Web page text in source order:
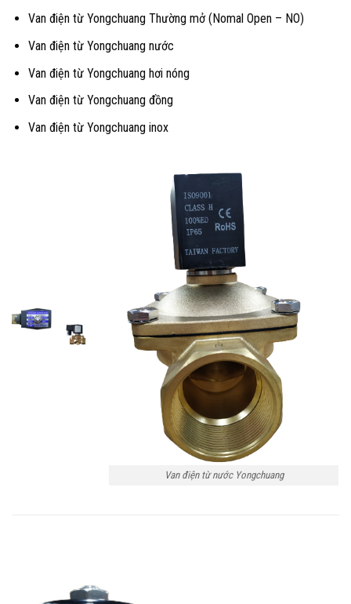
Van điện từ Yongchuang Thường mở (Nomal Open – NO)
Van điện từ Yongchuang nước
Van điện từ Yongchuang hơi nóng
Van điện từ Yongchuang đồng
Van điện từ Yongchuang inox
Van điện từ nước Yongchuang